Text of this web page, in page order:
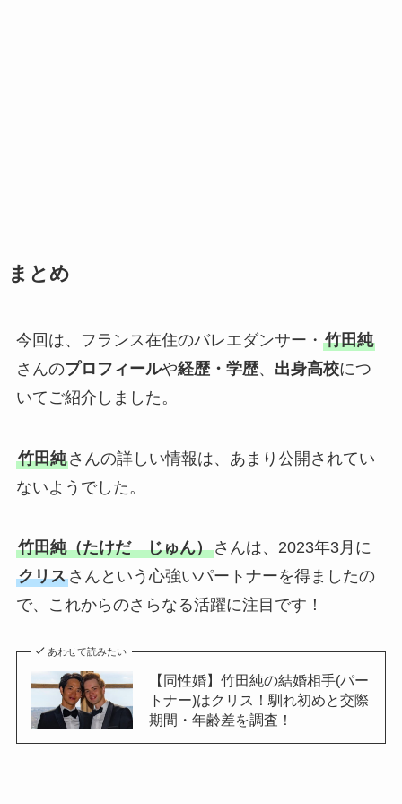
まとめ
今回は、フランス在住のバレエダンサー・ 竹田純
さんのプロフィールや経歴・学歴、 出身高校につ
いてご紹介しました。
竹田純さんの詳しい情報は、あまり公開されてい
ないようでした。
竹田純（たけだ じゅん）さんは、2023年3月に
クリスさんという心強いパートナーを得ましたの
で、これからのさらなる活躍に注目です！
あわせて読みたい
【同性婚】竹田純の結婚相手(パー
トナー)はクリス！馴れ初めと交際
期間・年齢差を調査！